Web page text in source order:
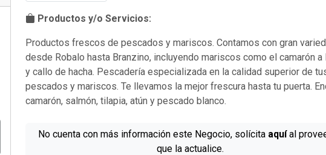
Productos y/o Servicios:
Productos frescos de pescados y mariscos. Contamos con gran
desde Robalo hasta Branzino, incluyendo mariscos como el camarón a
y callo de hacha. Pescadería especializada en la calidad superior de
pescados y mariscos. Te llevamos la mejor frescura hasta tu puerta.
camarón, salmón, tilapia, atún y pescado blanco.
No cuenta con más información este Negocio, solícita aquíal
que la actualice.